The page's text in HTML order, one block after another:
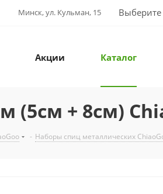
Минск, ул. Кульман, 15 Выберите
Акции Каталог
(5см + 8см)
- Наборы спиц металлических